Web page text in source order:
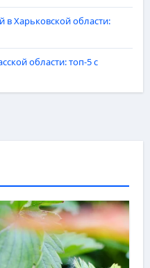
в Харьковской области:
области: топ-5 с